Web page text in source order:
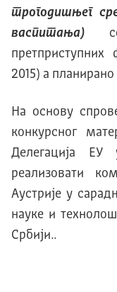
трогодишњег
васпитања) се
2015) а
На основу
конкурсног
Делегација ЕУ
реализовати
Аустрије у
науке и
Србији..